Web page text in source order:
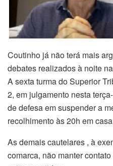
Coutinho já não terá mais
debates realizados à noite
A sexta turma do Superior
2, em julgamento nesta
de defesa em suspender a
recolhimento às 20h em
As demais cautelares , à
comarca, não manter